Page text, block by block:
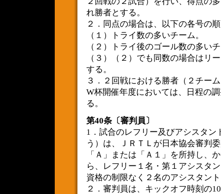
れ勝者とする。
２．同点の場合は、以下の各号の
（１）トライ数の多いチーム。
（２）トライ後のゴール数の多い
（３）（２）でも同数の場合はリ
する。
３．２回戦における勝者（２チー
W杯開催年度においては、日程の
る。
第40条〔審判員〕
1．試合のレフリー及びアシスタ
う）は、ＪＲＴＬが日本協会審判
「Ａ」または「Ａ１」を所持し、
ら、レフリー１名・第１アシスタ
資格の制限なく２名のアシスタン
２．審判員は、キックオフ時刻の